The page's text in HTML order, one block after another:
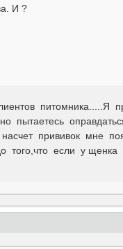
И ?
пытаетесь
прививок мне
если у щенка